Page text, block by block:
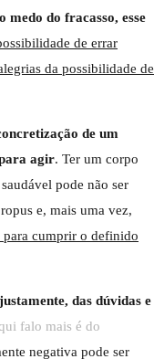
medo do fracasso, esse
de errar
da possibilidade de
de um
agir. Ter um corpo
pode não ser
e, mais uma vez,
para cumprir o definido
das dúvidas e
falo mais é do
negativa pode ser